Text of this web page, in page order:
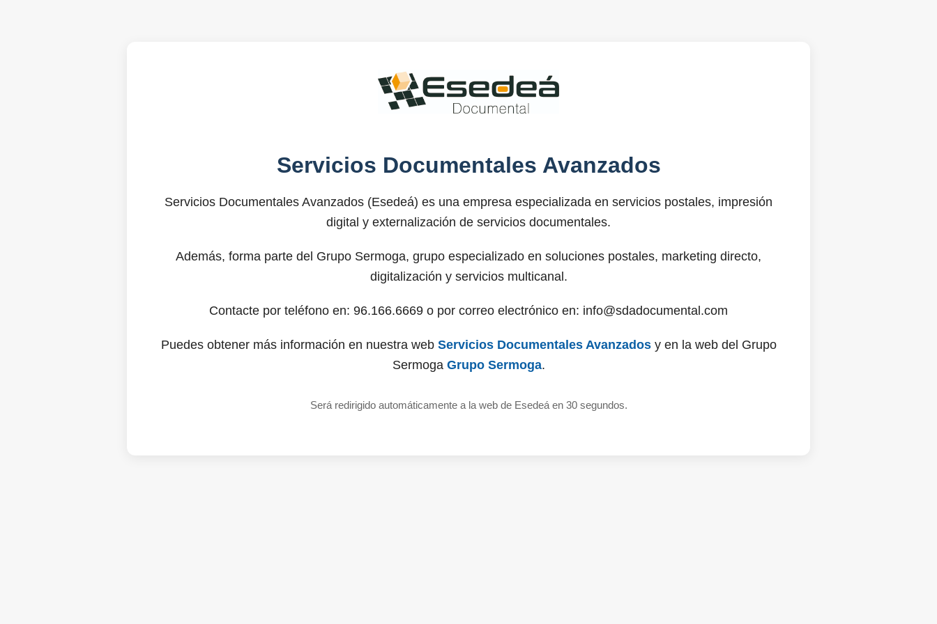
Servicios Documentales Avanzados
Servicios Documentales Avanzados (Esedeá) es una empresa especializada en servicios postales, impresión
digital y externalización de servicios documentales.
Además, forma parte del Grupo Sermoga, grupo especializado en soluciones postales, marketing directo,
digitalización y servicios multicanal.
Contacte por teléfono en: 96.166.6669 o por correo electrónico en: info@sdadocumental.com
Puedes obtener más información en nuestra web Servicios Documentales Avanzadosy en la web del Grupo
Sermoga Grupo Sermoga.
Será redirigido automáticamente a la web de Esedeá en 30 segundos.